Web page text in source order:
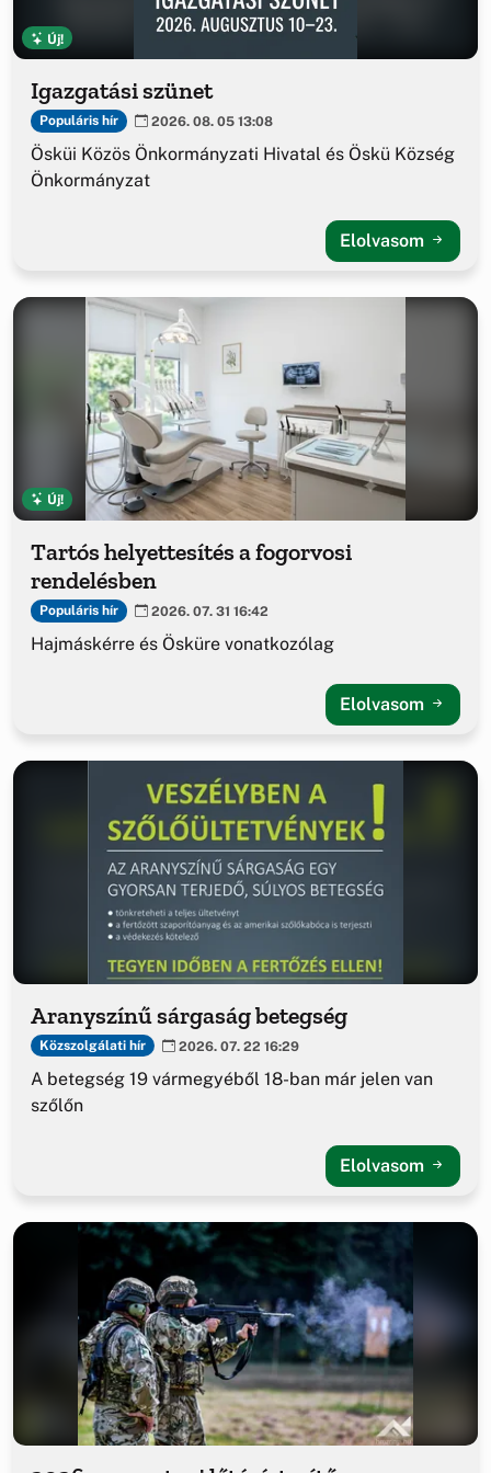
Új!
Igazgatási szünet
Populáris hír 2026. 08. 05 13:08
Ösküi Közös Önkormányzati Hivatal és Öskü Község
Önkormányzat
Elolvasom
Új!
Tartós helyettesítés a fogorvosi
rendelésben
Populáris hír 2026. 07. 31 16:42
Hajmáskérre és Ösküre vonatkozólag
Elolvasom
Aranyszínű sárgaság betegség
Közszolgálati hír 2026. 07. 22 16:29
A betegség 19 vármegyéből 18-ban már jelen van
szőlőn
Elolvasom